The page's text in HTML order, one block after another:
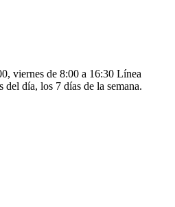
viernes de 8:00 a 16:30 Línea
día, los 7 días de la semana.